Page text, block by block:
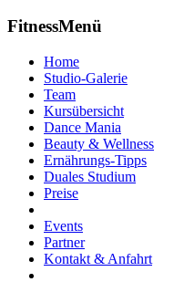
FitnessMenü
Home
Studio-Galerie
Team
Kursübersicht
Dance Mania
Beauty & Wellness
Ernährungs-Tipps
Duales Studium
Preise
Events
Partner
Kontakt & Anfahrt